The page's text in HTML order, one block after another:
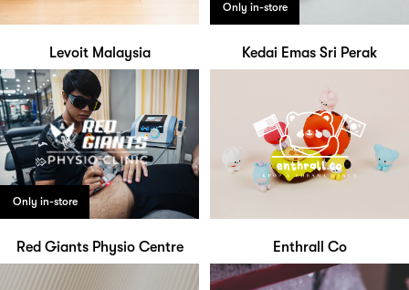
Levoit Malaysia
Only in-store
Kedai Emas Sri Perak
Only in-store
Red Giants Physio Centre Enthrall Co